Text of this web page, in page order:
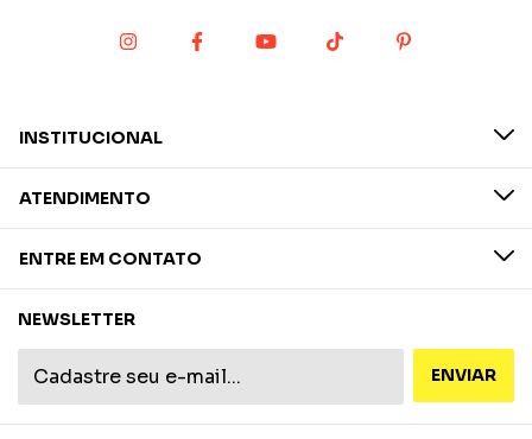
INSTITUCIONAL
ATENDIMENTO
ENTRE EM CONTATO
NEWSLETTER